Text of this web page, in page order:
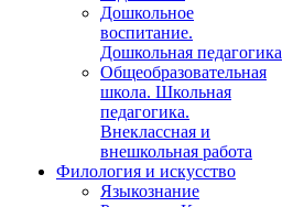
Дошкольное
воспитание.
Дошкольная педагогика
Общеобразовательная
школа. Школьная
педагогика.
Внеклассная и
внешкольная работа
Филология и искусство
Языкознание